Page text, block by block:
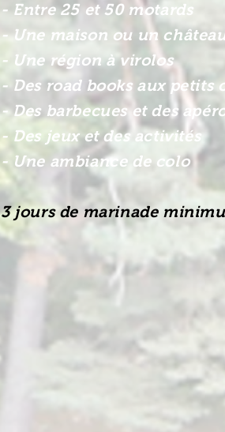
- Entre 25 et 50 motards
- Une maison ou un
- Une région à virolos
- Des road books aux petits
- Des barbecues et des
- Des jeux et des activités
- Une ambiance de colo
3 jours de marinade